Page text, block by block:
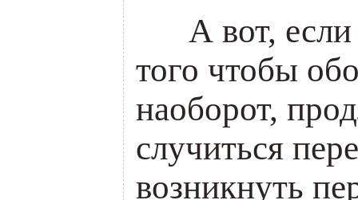
А вот,
того чтобы
наоборот,
случиться
возникнуть